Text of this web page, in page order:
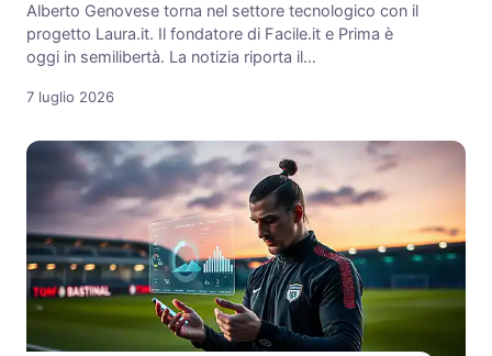
Alberto Genovese torna nel settore tecnologico con il
progetto Laura.it. Il fondatore di Facile.it e Prima è
oggi in semilibertà. La notizia riporta il…
7 luglio 2026